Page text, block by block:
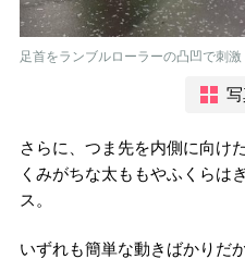
足首をランブルローラーの凸凹で刺激
さらに、つま先を内側に向け
くみがちな太ももやふくらは
ス。
いずれも簡単な動きばかりだ